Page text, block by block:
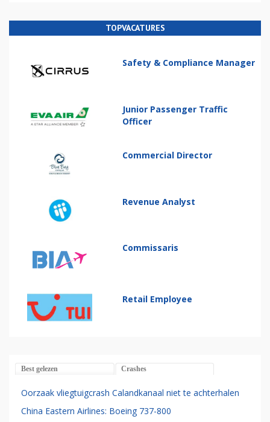
TOPVACATURES
Safety & Compliance Manager
Junior Passenger Traffic
Officer
Commercial Director
Revenue Analyst
Commissaris
Retail Employee
Best gelezen Crashes
Oorzaak vliegtuigcrash Calandkanaal niet te achterhalen
China Eastern Airlines: Boeing 737-800